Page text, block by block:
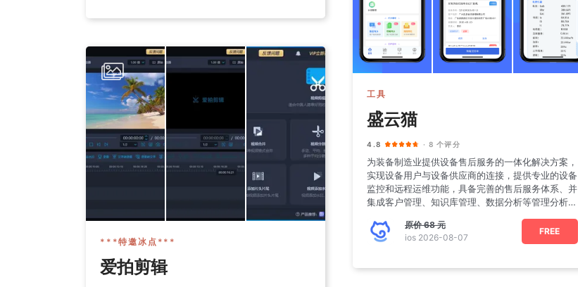
工具
盛云猫
4.8 · 8 个评分
为装备制造业提供设备售后服务的一体化解决方案，
实现设备用户与设备供应商的连接，提供专业的设备
监控和远程运维功能，具备完善的售后服务体系、并
集成客户管理、知识库管理、数据分析等管理分析模
原价68 元
ios 2026-08-07
FREE
***特邀冰点***
爱拍剪辑